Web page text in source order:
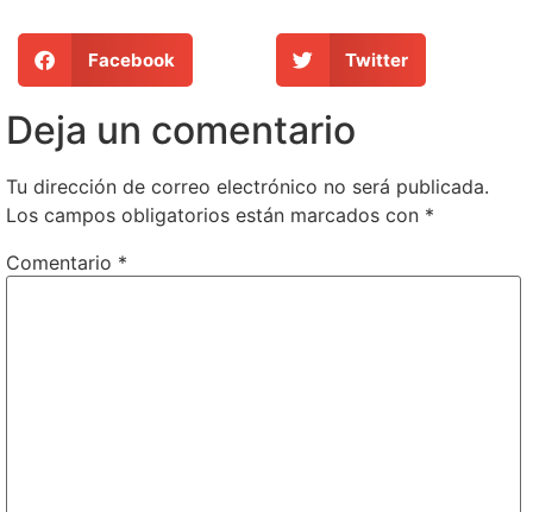
Facebook Twitter
Deja un comentario
Tu dirección de correo electrónico no será publicada.
Los campos obligatorios están marcados con *
Comentario *